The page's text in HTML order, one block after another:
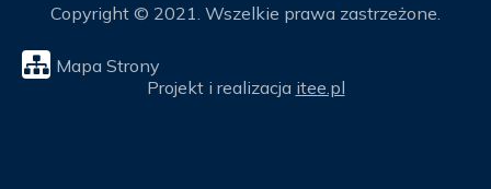
Copyright © 2021. Wszelkie prawa zastrzeżone.
Mapa Strony
Projekt i realizacja itee.pl